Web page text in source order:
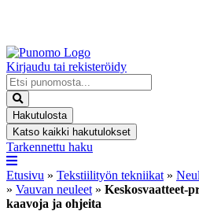
Kirjaudu tai rekisteröidy
Search
...
Hakutulosta
Katso kaikki hakutulokset
Tarkennettu haku
Etusivu » Tekstiilityön tekniikat »
» Vauvan neuleet » Keskosvaatteet-
kaavoja ja ohjeita